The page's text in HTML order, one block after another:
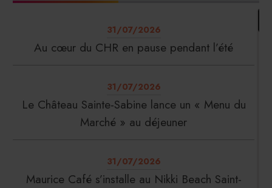
31/07/2026
Au cœur du CHR en pause pendant l’été
31/07/2026
Le Château Sainte-Sabine lance un « Menu du
Marché » au déjeuner
31/07/2026
Maurice Café s’installe au Nikki Beach Saint-